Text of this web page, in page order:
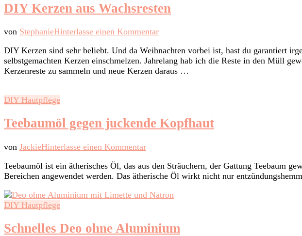
DIY Kerzen aus Wachsresten
von StephanieHinterlasse einen Kommentarzu
Kerzen
aus
Wachsresten
DIY Kerzen sind sehr beliebt. Und da Weihnachten vorbei ist, hast du garantiert
selbstgemachten Kerzen einschmelzen. Jahrelang hab ich die Reste in den Müll
Kerzenreste zu sammeln und neue Kerzen daraus …
DIY Hautpflege
Teebaumöl gegen juckende Kopfhaut
von JackieHinterlasse einen Kommentarzu
gegen
juckende
Teebaumöl ist ein ätherisches Öl, das aus den Sträuchern, der Gattung Teebaum
Bereichen angewendet werden. Das ätherische Öl wirkt nicht nur
DIY Hautpflege
Schnelles Deo ohne Aluminium